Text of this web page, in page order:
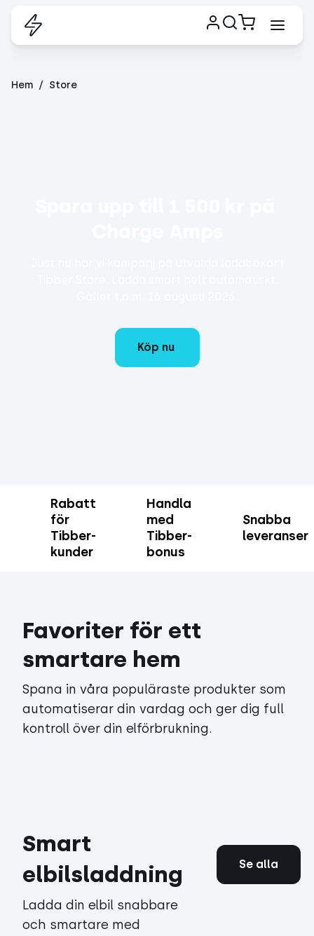
Hem Store
Köp nu
Rabatt
för
Tibber-
kunder
Handla
med
Tibber-
bonus
Snabba
leveranser
Favoriter för ett
smartare hem
Spana in våra populäraste produkter som
automatiserar din vardag och ger dig full
kontroll över din elförbrukning.
Smart
elbilsladdning
Ladda din elbil snabbare
och smartare med
Se alla